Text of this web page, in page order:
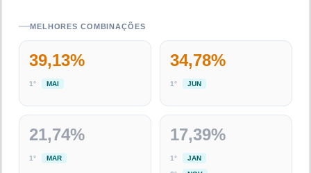
MELHORES COMBINAÇÕES
39,13%
1° MAI
34,78%
1° JUN
21,74%
1° MAR
17,39%
1° JAN